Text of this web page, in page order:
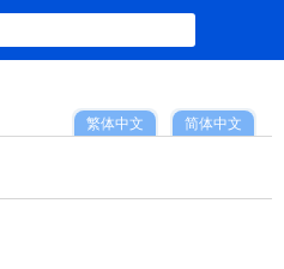
简体中文
繁体中文